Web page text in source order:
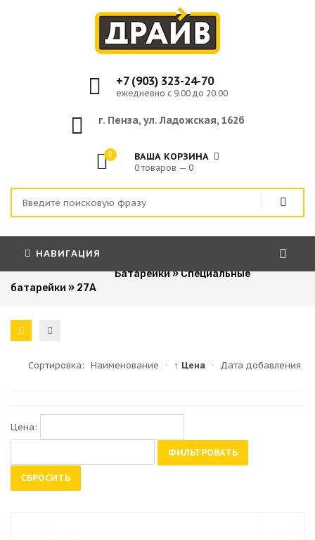
+7 (903) 323-24-70
ежедневно с 9.00 до 20.00
г. Пенза, ул. Ладожская, 162б
0 ВАША КОРЗИНА
0 товаров — 0
НАВИГАЦИЯ
Расходные материалы
Батарейки»Специальные
батарейки » 27A
Сортировка: Наименование · ↑ Цена · Дата добавления
Цена:
ФИЛЬТРОВАТЬ
СБРОСИТЬ